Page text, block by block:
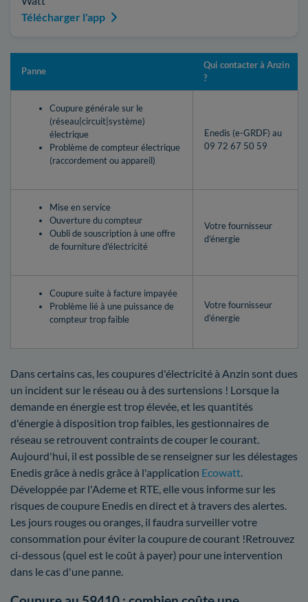
Télécharger l'app
Panne
Qui contacter à Anzin
?
Coupure générale sur le
(réseau|circuit|système)
électrique
Problème de compteur électrique
(raccordement ou appareil)
Enedis (e-GRDF) au
09 72 67 50 59
Mise en service
Ouverture du compteur
Oubli de souscription à une offre
de fourniture d'électricité
Votre fournisseur
d’énergie
Coupure suite à facture impayée
Problème lié à une puissance de
compteur trop faible
Votre fournisseur
d’énergie
Dans certains cas, les coupures d'électricité à Anzin sont dues
un incident sur le réseau ou à des surtensions ! Lorsque la
demande en énergie est trop élevée, et les quantités
d'énergie à disposition trop faibles, les gestionnaires de
réseau se retrouvent contraints de couper le courant.
Aujourd'hui, il est possible de se renseigner sur les délestages
Enedis grâce à nedis grâce à l'application Ecowatt.
Développée par l'Ademe et RTE, elle vous informe sur les
risques de coupure Enedis en direct et à travers des alertes.
Les jours rouges ou oranges, il faudra surveiller votre
consommation pour éviter la coupure de courant !Retrouvez
ci-dessous (quel est le coût à payer) pour une intervention
dans le cas d'une panne.